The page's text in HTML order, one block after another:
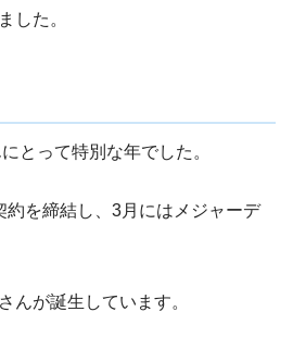
した。
とって特別な年でした。
約を締結し、3月にはメジャーデ
んが誕生しています。